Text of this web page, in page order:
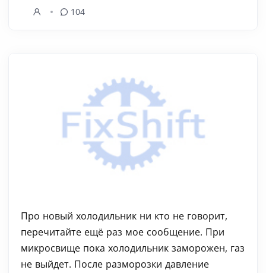
104
Про новый холодильник ни кто не говорит,
перечитайте ещё раз мое сообщение. При
микросвище пока холодильник заморожен, газ
не выйдет. После разморозки давление